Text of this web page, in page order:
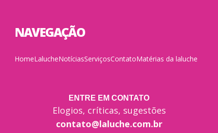
NAVEGAÇÃO
HomeLalucheNotíciasServiçosContatoMatérias da laluche
ENTRE EM CONTATO
Elogios, críticas, sugestões
contato@laluche.com.br